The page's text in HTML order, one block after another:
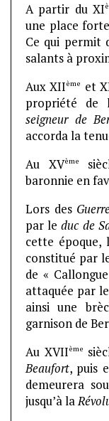
A partir du XI
une place
Ce qui permit
salants à
Aux XIIème et
propriété de
seigneur de
accorda la
Au XVème
baronnie en
Lors des
par leduc de
cette
constitué par
de «
attaquée par
ainsi une
garnison de
Au XVIIème
Beaufort, puis
demeurera
jusqu’à la